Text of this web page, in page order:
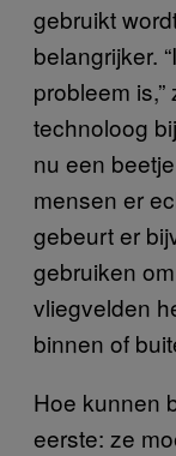
gebruikt
belangrijker.
probleem
technoloog
nu een
mensen er
gebeurt er
gebruiken
vliegvelden
binnen of
Hoe kunnen
eerste: ze